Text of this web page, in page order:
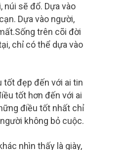
núi sẽ đổ. Dựa vào
Dựa vào người,
trên cõi đời
chỉ có thể dựa vào
tốt đẹp đến với ai tin
tốt hơn đến với ai
điều tốt nhất chỉ
không bỏ cuộc.
nhìn thấy là giày,